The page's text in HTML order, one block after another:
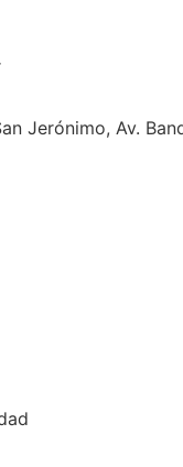
Jerónimo, Av.